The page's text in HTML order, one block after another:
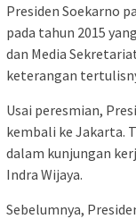
Presiden Soekarno
pada tahun 2015
dan Media
keterangan
Usai peresmian,
kembali ke Jakarta.
dalam kunjungan
Indra Wijaya.
Sebelumnya,